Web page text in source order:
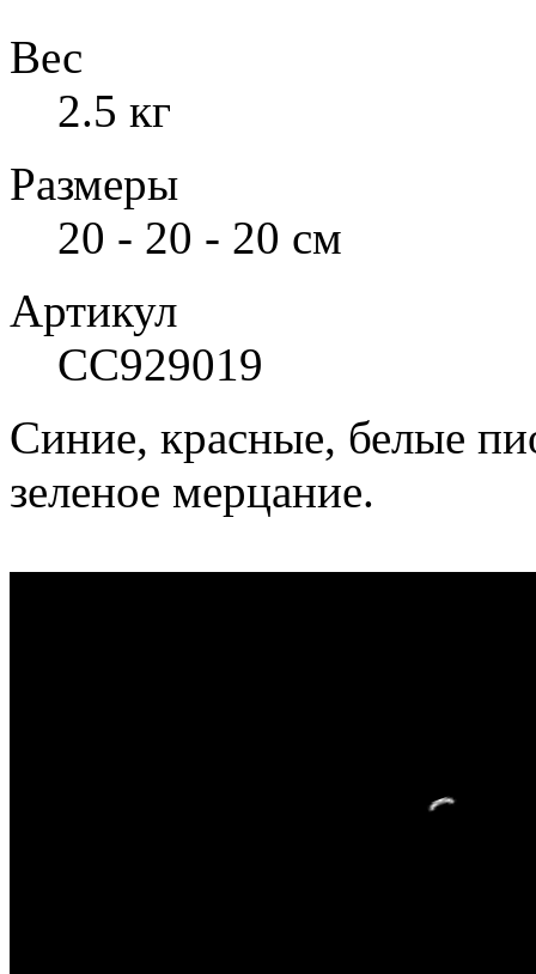
Вес
2.5 кг
Размеры
20 - 20 - 20 см
Артикул
СС929019
Синие, красные, белые
зеленое мерцание.